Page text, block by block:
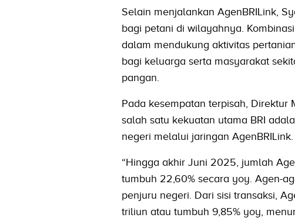
Selain menjalankan AgenBRILink,
bagi petani di wilayahnya.
dalam mendukung aktivitas
bagi keluarga serta masyarakat
pangan.
Pada kesempatan terpisah, Direktur
salah satu kekuatan utama BRI
negeri melalui jaringan AgenBRILink.
“Hingga akhir Juni 2025, jumlah
tumbuh 22,60% secara yoy. Agen-
penjuru negeri. Dari sisi transaksi,
triliun atau tumbuh 9,85% yoy,